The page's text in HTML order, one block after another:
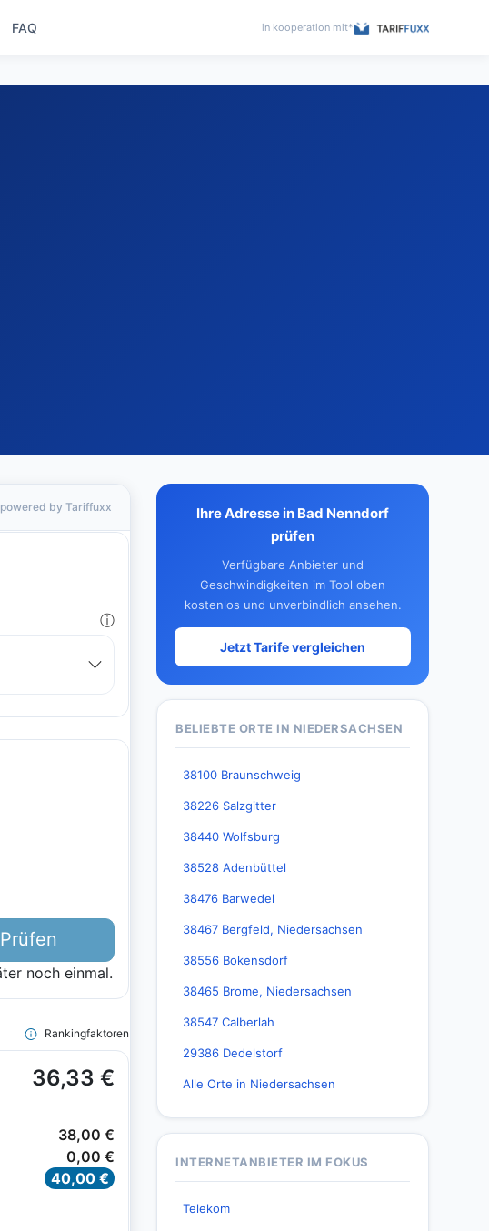
FAQ in kooperation mit*
powered by Tariffuxx
Ihre Adresse in Bad Nenndorf
prüfen
Verfügbare Anbieter und
Geschwindigkeiten im Tool oben
kostenlos und unverbindlich ansehen.
Jetzt Tarife vergleichen
BELIEBTE ORTE IN NIEDERSACHSEN
38100 Braunschweig
38226 Salzgitter
38440 Wolfsburg
38528 Adenbüttel
38476 Barwedel
38467 Bergfeld, Niedersachsen
38556 Bokensdorf
38465 Brome, Niedersachsen
38547 Calberlah
29386 Dedelstorf
Alle Orte in Niedersachsen
INTERNETANBIETER IM FOKUS
Telekom